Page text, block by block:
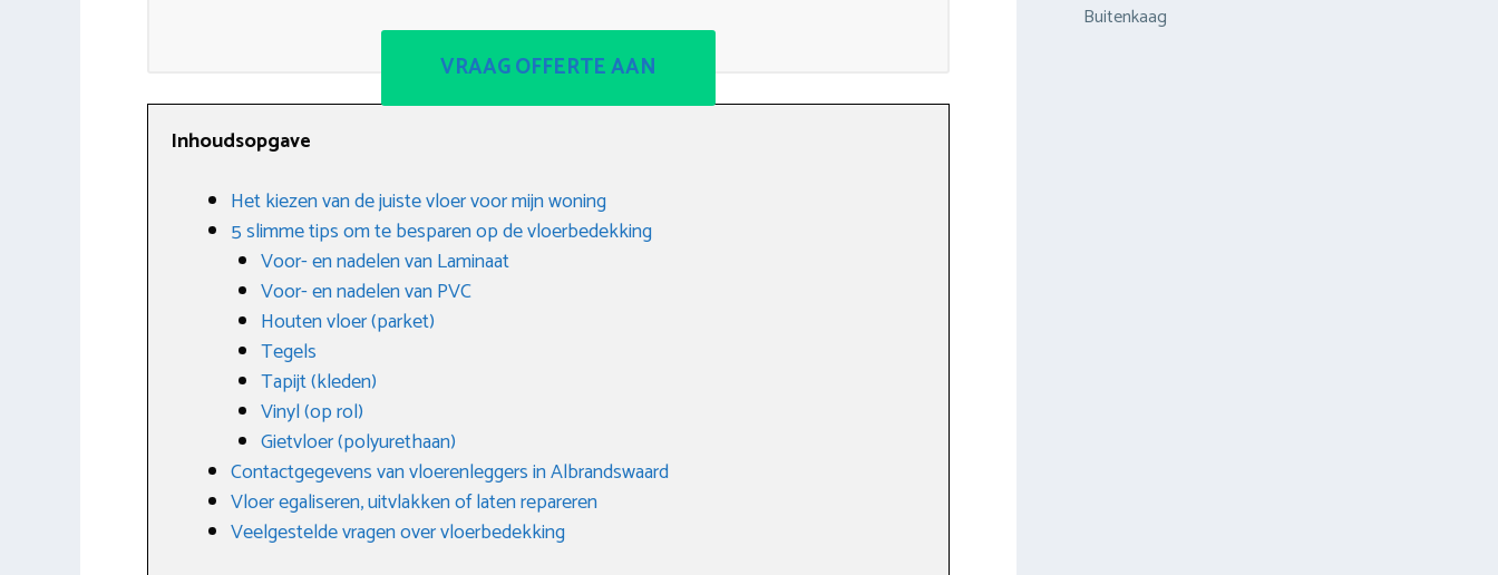
VRAAG OFFERTE AAN
Inhoudsopgave
Het kiezen van de juiste vloer voor mijn woning
5 slimme tips om te besparen op de vloerbedekking
Voor- en nadelen van Laminaat
Voor- en nadelen van PVC
Houten vloer (parket)
Tegels
Tapijt (kleden)
Vinyl (op rol)
Gietvloer (polyurethaan)
Contactgegevens van vloerenleggers in Albrandswaard
Vloer egaliseren, uitvlakken of laten repareren
Veelgestelde vragen over vloerbedekking
Buitenkaag